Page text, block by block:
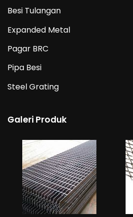
Besi Tulangan
Expanded Metal
Pagar BRC
Pipa Besi
Steel Grating
Galeri Produk